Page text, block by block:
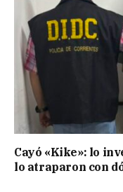
Cayó «Kike»: lo
lo atraparon con